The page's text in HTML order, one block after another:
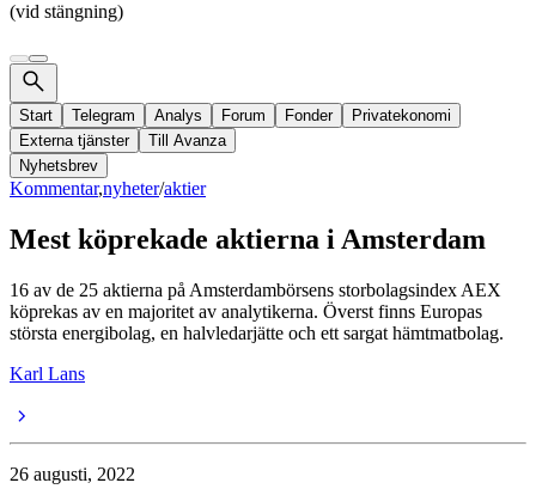
(vid stängning)
Start Telegram Analys Forum Fonder
Privatekonomi
Externa tjänster
Till Avanza
Nyhetsbrev
Kommentar,nyheter/aktier
Mest köprekade aktierna i Amsterdam
16 av de 25 aktierna på Amsterdambörsens storbolagsindex AEX
köprekas av en majoritet av analytikerna. Överst finns Europas
största energibolag, en halvledarjätte och ett sargat hämtmatbolag.
Karl Lans
26 augusti, 2022